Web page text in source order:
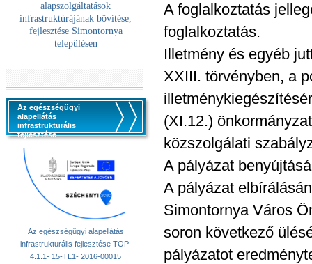
alapszolgáltatások
infrastruktúrájának bővítése,
fejlesztése Simontornya
településen
Az egészségügyi
alapellátás
infrastrukturális
fejlesztése
Az egészségügyi alapellátás
infrastrukturális fejlesztése TOP-
4.1.1- 15-TL1- 2016-00015
A foglalkoztatás
foglalkoztatás.
Illetmény és egyéb
XXIII. törvényben, a
(XI.12.)
közszolgálati
A pályázat
A pályázat
Simontornya Város
soron következő
pályázatot